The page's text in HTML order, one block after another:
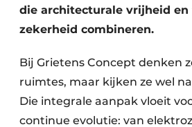
die architecturale vrijheid en
zekerheid combineren.
Bij Grietens Concept denken
ruimtes, maar kijken ze wel
Die integrale aanpak vloeit
continue evolutie: van